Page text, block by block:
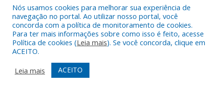
Todos os direitos reservados a Câmara Municipal de São
Sebastião da Boa Vista.
Mapa do Site
Acessar Área Administrativa
Acessar Webmail
Nós usamos cookies para melhorar sua experiência de
navegação no portal. Ao utilizar nosso portal, você
concorda com a política de monitoramento de cookies.
Para ter mais informações sobre como isso é feito, acesse
Política de cookies (Leia mais). Se você concorda, clique em
ACEITO.
Leia mais
ACEITO